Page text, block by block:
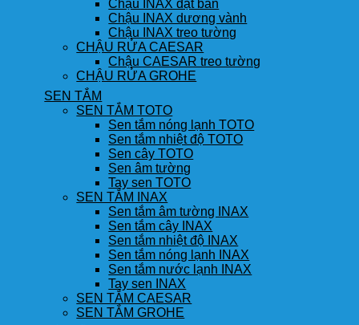
Chậu INAX đặt bàn
Chậu INAX dương vành
Chậu INAX treo tường
CHẬU RỬA CAESAR
Chậu CAESAR treo tường
CHẬU RỬA GROHE
SEN TẮM
SEN TẮM TOTO
Sen tắm nóng lạnh TOTO
Sen tắm nhiệt độ TOTO
Sen cây TOTO
Sen âm tường
Tay sen TOTO
SEN TẮM INAX
Sen tắm âm tường INAX
Sen tắm cây INAX
Sen tắm nhiệt độ INAX
Sen tắm nóng lạnh INAX
Sen tắm nước lạnh INAX
Tay sen INAX
SEN TẮM CAESAR
SEN TẮM GROHE